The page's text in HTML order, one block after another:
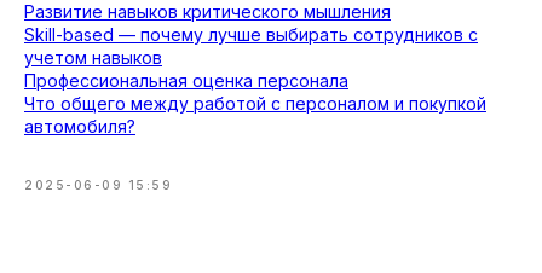
Развитие навыков критического мышления
Skill-based — почему лучше выбирать сотрудников с
учетом навыков
Профессиональная оценка персонала
Что общего между работой с персоналом и покупкой
автомобиля?
2025-06-09 15:59
Заполните форму и мы свяжемся с
Вами в ближайшее время
Оцените компетенции
сотрудников